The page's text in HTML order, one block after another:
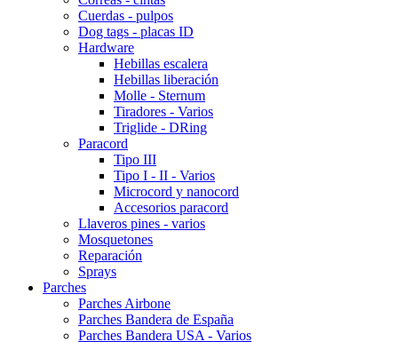
Cuerdas - pulpos
Dog tags - placas ID
Hardware
Hebillas escalera
Hebillas liberación
Molle - Sternum
Tiradores - Varios
Triglide - DRing
Paracord
Tipo III
Tipo I - II - Varios
Microcord y nanocord
Accesorios paracord
Llaveros pines - varios
Mosquetones
Reparación
Sprays
Parches
Parches Airbone
Parches Bandera de España
Parches Bandera USA - Varios